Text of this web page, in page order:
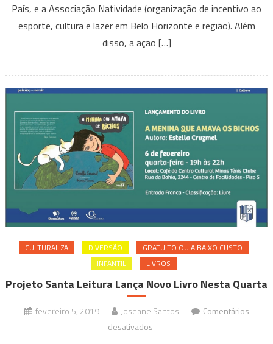
portas
para
os
País, e a Associação Natividade (organização de incentivo ao
esporte, cultura e lazer em Belo Horizonte e região). Além
disso, a ação […]
CULTURALIZA DIVERSÃO
GRATUITO OU A BAIXO CUSTO
INFANTIL
LIVROS
Projeto Santa Leitura Lança Novo Livro Nesta Quarta
fevereiro 5, 2019 Joseane Santos
Comentários
desativados